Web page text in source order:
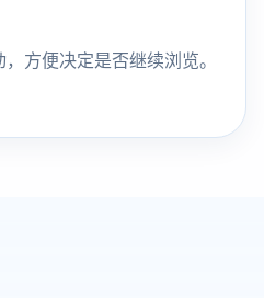
方便决定是否继续浏览。